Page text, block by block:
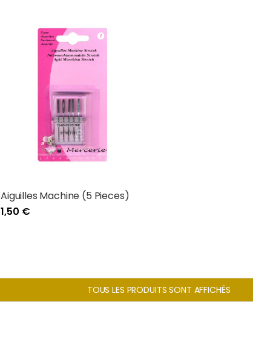
Aiguilles Machine (5 Pieces)
1,50 €
TOUS LES PRODUITS SONT AFFICHÉS